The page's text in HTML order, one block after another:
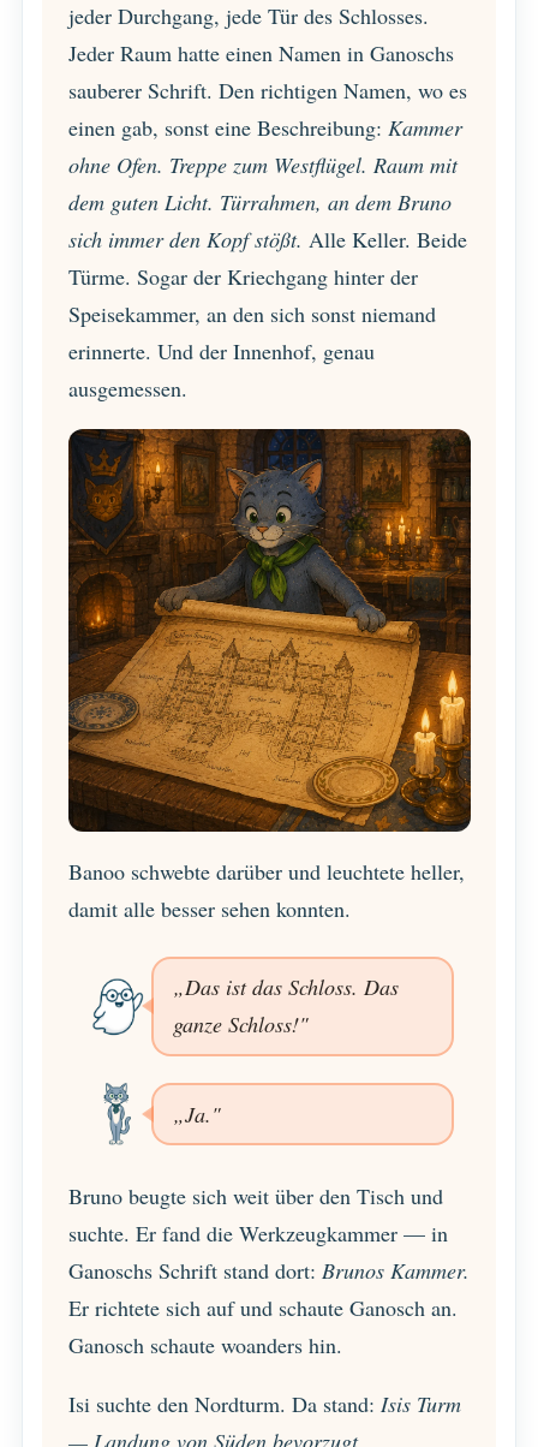
jeder Durchgang, jede Tür des Schlosses.
Jeder Raum hatte einen Namen in Ganoschs
sauberer Schrift. Den richtigen Namen, wo es
einen gab, sonst eine Beschreibung: Kammer
ohne Ofen. Treppe zum Westflügel. Raum mit
dem guten Licht. Türrahmen, an dem Bruno
sich immer den Kopf stößt. Alle Keller. Beide
Türme. Sogar der Kriechgang hinter der
Speisekammer, an den sich sonst niemand
erinnerte. Und der Innenhof, genau
ausgemessen.
Banoo schwebte darüber und leuchtete heller,
damit alle besser sehen konnten.
„Das ist das Schloss. Das
ganze Schloss!"
„Ja."
Bruno beugte sich weit über den Tisch und
suchte. Er fand die Werkzeugkammer — in
Ganoschs Schrift stand dort: Brunos Kammer.
Er richtete sich auf und schaute Ganosch an.
Ganosch schaute woanders hin.
Isi suchte den Nordturm. Da stand: Isis Turm
— Landung von Süden bevorzugt.